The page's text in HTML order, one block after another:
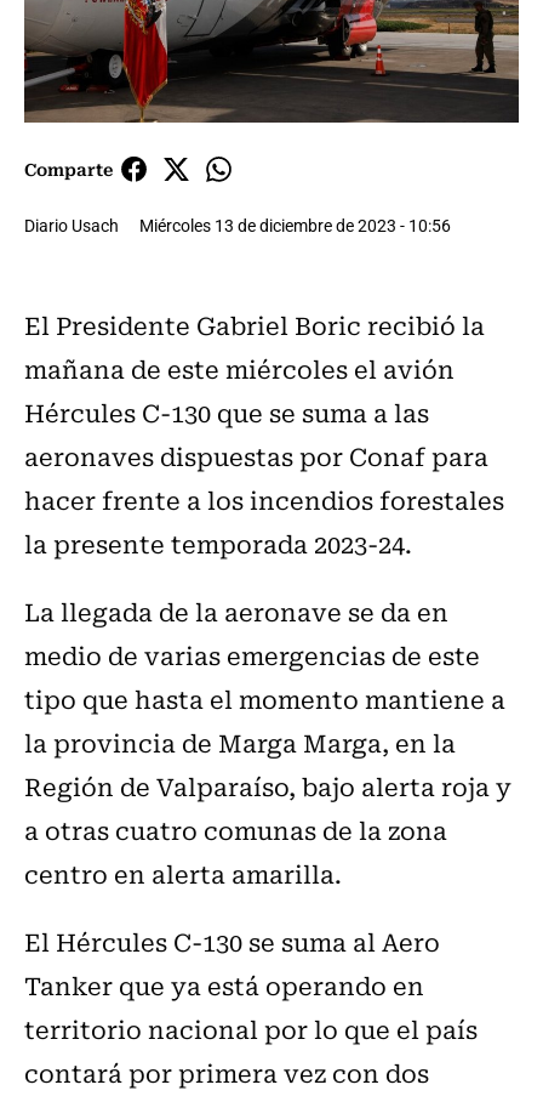
Comparte
Diario Usach Miércoles 13 de diciembre de 2023 - 10:56
El Presidente Gabriel Boric recibió la
mañana de este miércoles el avión
Hércules C-130 que se suma a las
aeronaves dispuestas por Conaf para
hacer frente a los incendios forestales
la presente temporada 2023-24.
La llegada de la aeronave se da en
medio de varias emergencias de este
tipo que hasta el momento mantiene a
la provincia de Marga Marga, en la
Región de Valparaíso, bajo alerta roja y
a otras cuatro comunas de la zona
centro en alerta amarilla.
El Hércules C-130 se suma al Aero
Tanker que ya está operando en
territorio nacional por lo que el país
contará por primera vez con dos